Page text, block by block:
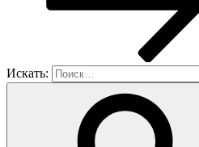
Искать: